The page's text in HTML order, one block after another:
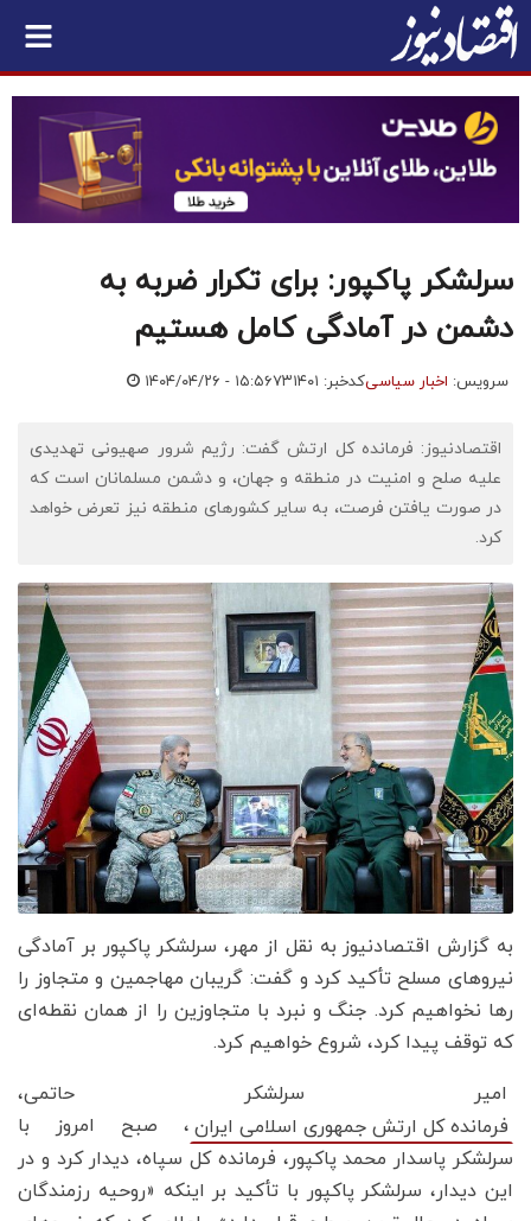
سرلشکر پاکپور: برای تکرار ضربه به
دشمن در آمادگی کامل هستیم
سرویس: اخبار سیاسیکدخبر: ۷۳۱۴۰۱ ۱۴۰۴/۰۴/۲۶ - ۱۵:۵۶
اقتصادنیوز: فرمانده کل ارتش گفت: رژیم شرور صهیونی تهدیدی
علیه صلح و امنیت در منطقه و جهان، و دشمن مسلمانان است که
در صورت یافتن فرصت، به سایر کشورهای منطقه نیز تعرض خواهد
کرد.
به گزارش اقتصادنیوز به نقل از مهر، سرلشکر پاکپور بر آمادگی
نیروهای مسلح تأکید کرد و گفت: گریبان مهاجمین و متجاوز را
رها نخواهیم کرد. جنگ و نبرد با متجاوزین را از همان نقطه‌ای
که توقف پیدا کرد، شروع خواهیم کرد.
امیر سرلشکر حاتمی،
فرمانده کل ارتش جمهوری اسلامی ایران ، صبح امروز با
سرلشکر پاسدار محمد پاکپور، فرمانده کل سپاه، دیدار کرد و در
این دیدار، سرلشکر پاکپور با تأکید بر اینکه «روحیه رزمندگان